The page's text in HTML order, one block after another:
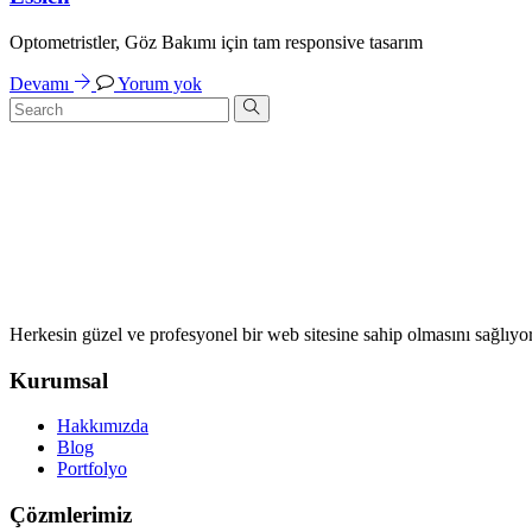
Optometristler, Göz Bakımı için tam responsive tasarım
Devamı Yorum yok
Herkesin güzel ve profesyonel bir web sitesine sahip olmasını
Kurumsal
Hakkımızda
Blog
Portfolyo
Çözmlerimiz